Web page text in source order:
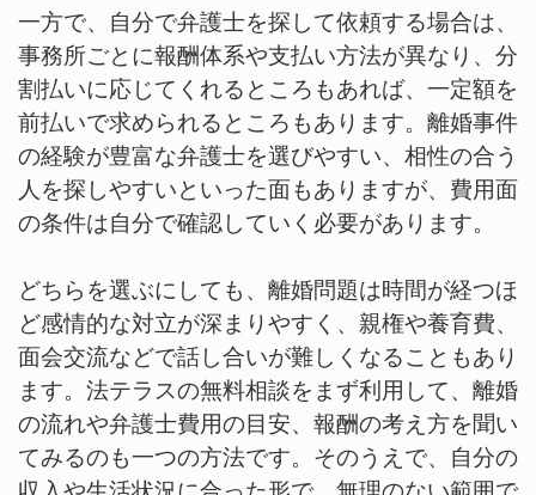
一方で、自分で弁護士を探して依頼する場合は、
事務所ごとに報酬体系や支払い方法が異なり、分
割払いに応じてくれるところもあれば、一定額を
前払いで求められるところもあります。離婚事件
の経験が豊富な弁護士を選びやすい、相性の合う
人を探しやすいといった面もありますが、費用面
の条件は自分で確認していく必要があります。
どちらを選ぶにしても、離婚問題は時間が経つほ
ど感情的な対立が深まりやすく、親権や養育費、
面会交流などで話し合いが難しくなることもあり
ます。法テラスの無料相談をまず利用して、離婚
の流れや弁護士費用の目安、報酬の考え方を聞い
てみるのも一つの方法です。そのうえで、自分の